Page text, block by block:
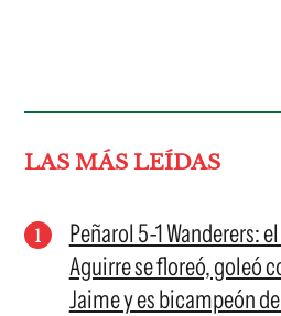
LAS MÁS LEÍDAS
Peñarol 5-1 Wanderers:
Aguirre se floreó, goleó
Jaime y es bicampeón